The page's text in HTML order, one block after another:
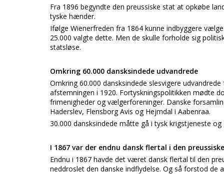
Fra 1896 begyndte den preussiske stat at opkøbe
tyske hænder.
Ifølge Wienerfreden fra 1864 kunne indbyggere
25.000 valgte dette. Men de skulle forholde sig
statsløse.
Omkring 60.000 dansksindede udvandrede
Omkring 60.000 dansksindede slesvigere
afstemningen i 1920. Fortyskningspolitikken mødte
frimenigheder og vælgerforeninger. Danske
Haderslev, Flensborg Avis og Hejmdal i Aabenraa.
30.000 dansksindede måtte gå i tysk krigstjeneste
I 1867 var der endnu dansk flertal i den
Endnu i 1867 havde det været dansk flertal til den
neddroslet den danske indflydelse. Og så forstod de